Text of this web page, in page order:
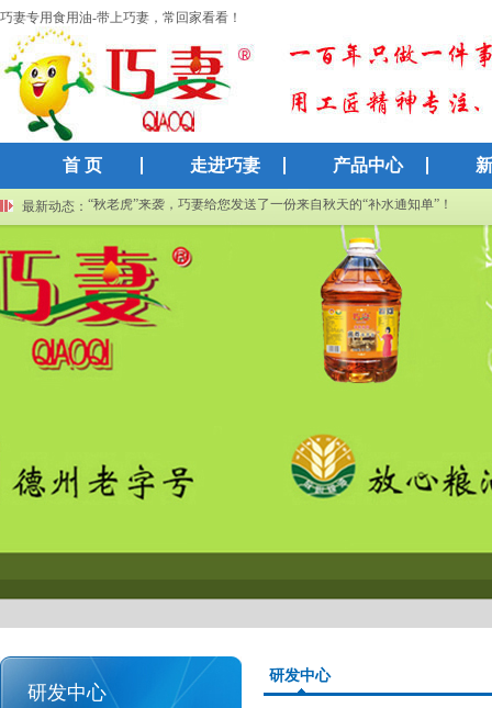
巧妻专用食用油-带上巧妻，常回家看看！
首 页 走进巧妻 产品中心
最新动态：
巧妻集团再获高新技术企业认证：以科技创新赋能传统粮油产业
“秋老虎”来袭，巧妻给您发送了一份来自秋天的“补水通知单”！
研发中心
研发中心